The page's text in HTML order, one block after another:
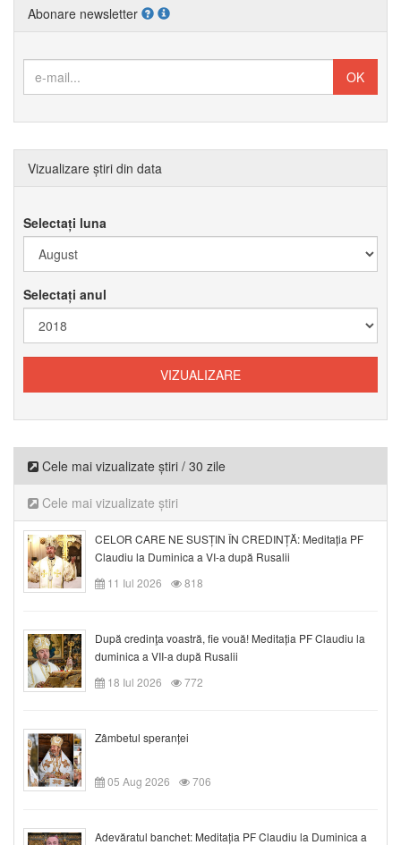
Abonare newsletter
Vizualizare știri din data
Selectați luna
Selectați anul
Cele mai vizualizate știri / 30 zile
Cele mai vizualizate știri
CELOR CARE NE SUSȚIN ÎN CREDINȚĂ: Meditația PF
Claudiu la Duminica a VI-a după Rusalii
11 Iul 2026
818
După credinţa voastră, fie vouă! Meditația PF Claudiu la
duminica a VII-a după Rusalii
18 Iul 2026
772
Zâmbetul speranței
05 Aug 2026 706
Adevăratul banchet: Meditația PF Claudiu la Duminica a